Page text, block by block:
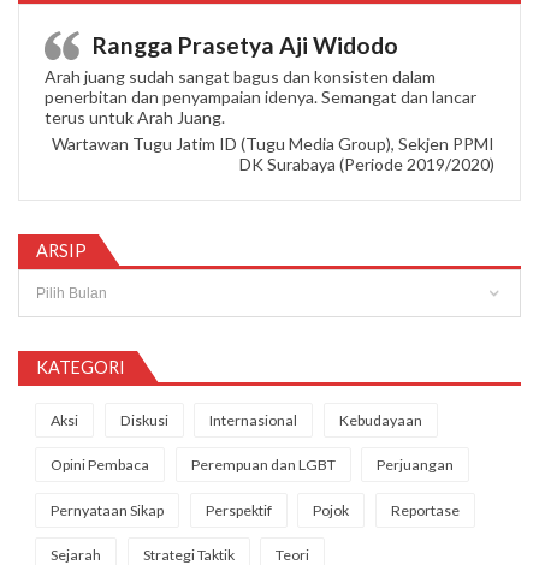
Rangga Prasetya Aji Widodo
Arah juang sudah sangat bagus dan konsisten dalam
penerbitan dan penyampaian idenya. Semangat dan lancar
terus untuk Arah Juang.
Wartawan Tugu Jatim ID (Tugu Media Group), Sekjen PPMI
DK Surabaya (Periode 2019/2020)
ARSIP
KATEGORI
Aksi Diskusi Internasional Kebudayaan
Opini Pembaca Perempuan dan LGBT Perjuangan
Pernyataan Sikap Perspektif Pojok Reportase
Sejarah Strategi Taktik Teori